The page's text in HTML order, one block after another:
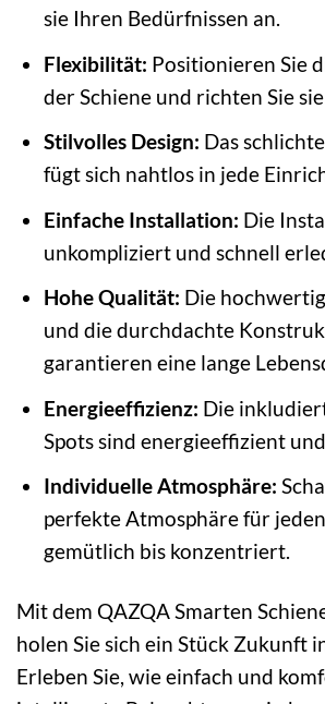
sie Ihren Bedürfnissen an.
Flexibilität: Positionieren Sie
der Schiene und richten Sie
Stilvolles Design: Das
fügt sich nahtlos in jede
Einfache Installation: Die
unkompliziert und schnell
Hohe Qualität: Die
und die durchdachte
garantieren eine lange
Energieeffizienz: Die
Spots sind energieeffizient
Individuelle Atmosphäre:
perfekte Atmosphäre für
gemütlich bis konzentriert.
Mit dem QAZQA Smarten
holen Sie sich ein Stück Zukunft
Erleben Sie, wie einfach und